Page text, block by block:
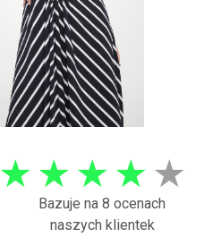
★ ★ ★ ★ ★
Bazuje na 8 ocenach
naszych klientek